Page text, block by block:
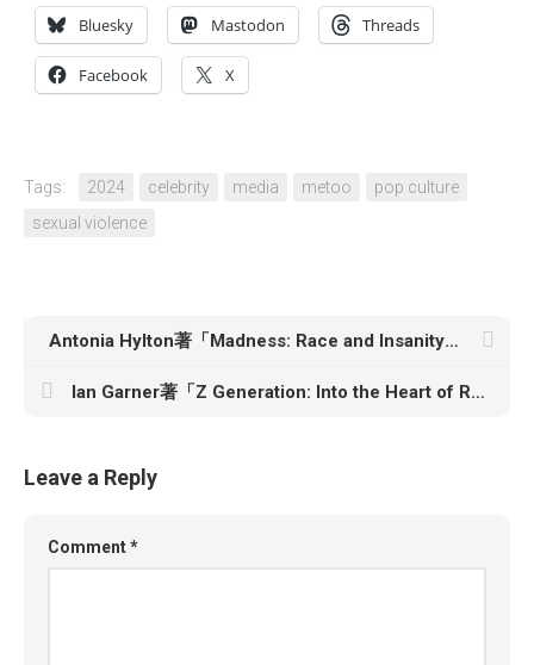
Bluesky Mastodon Threads
Facebook X
Tags: 2024 celebrity media metoo
pop culture
sexual violence
Antonia Hylton著「Madness: Race and Insanity in a Jim Crow Asylum」
Ian Garner著「Z Generation: Into the Heart of Russia’s Fascist Youth」
Leave a Reply
Comment*